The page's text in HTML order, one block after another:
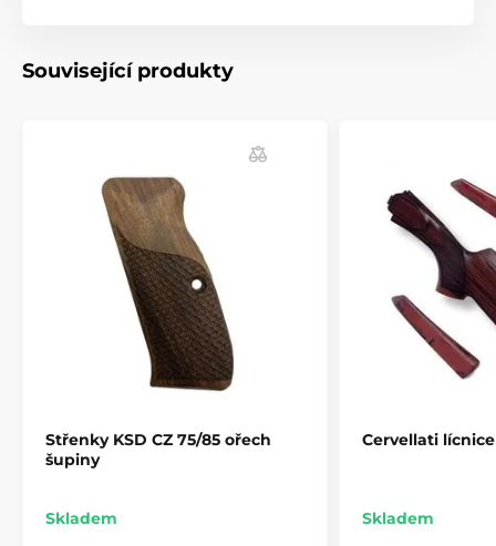
- Střenky budou vždy těsně přiléhat k rámu střelné
neklouzavý, nedráždivý vzor.
- Tvarováno z moderního odolného kaučuku, který je
nepropustný pro všechny oleje a rozpouštědla.
- Snadná instalace. Nasazení možné během několika
- poskytuje roky spolehlivé služby.
- Barvy: černá, OD Green, Flat Dark Earh , fialová,
růžová, Aqua, red lava,...
Produkt je zařazen v kategoriích
Související produkty
Střenky KSD CZ 75/85 ořech
šupiny
Skladem
Cervellati
Skladem